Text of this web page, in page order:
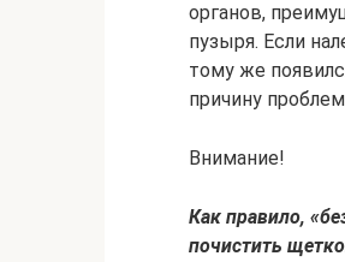
органов,
пузыря. Если
тому же
причину
Внимание!
Как правило,
почистить